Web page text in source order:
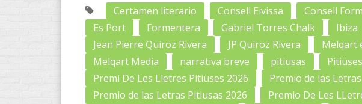
Certamen literario Consell Eivissa Consell
Es Port
Formentera Gabriel Torres Chalk
Ibiza
Jean Pierre Quiroz Rivera
JP Quiroz Rivera
Melqart
Melqart Media
narrativa breve pitiusas Pitiüses
Premi De Les Lletres Pitiüses 2026
Premio de las
Premio de las Letras Pitiusas 2026
Premio De Les